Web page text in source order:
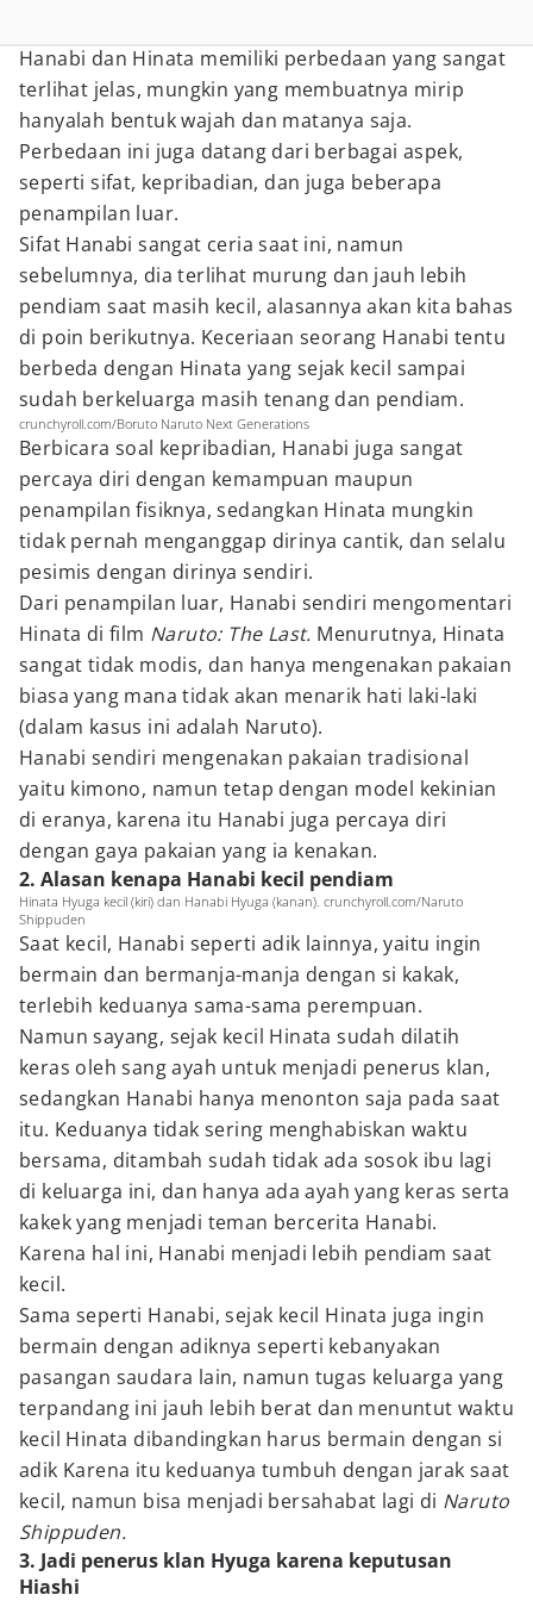
Hanabi dan Hinata memiliki perbedaan yang sangat
terlihat jelas, mungkin yang membuatnya mirip
hanyalah bentuk wajah dan matanya saja.
Perbedaan ini juga datang dari berbagai aspek,
seperti sifat, kepribadian, dan juga beberapa
penampilan luar.
Sifat Hanabi sangat ceria saat ini, namun
sebelumnya, dia terlihat murung dan jauh lebih
pendiam saat masih kecil, alasannya akan kita bahas
di poin berikutnya. Keceriaan seorang Hanabi tentu
berbeda dengan Hinata yang sejak kecil sampai
sudah berkeluarga masih tenang dan pendiam.
crunchyroll.com/Boruto Naruto Next Generations
Berbicara soal kepribadian, Hanabi juga sangat
percaya diri dengan kemampuan maupun
penampilan fisiknya, sedangkan Hinata mungkin
tidak pernah menganggap dirinya cantik, dan selalu
pesimis dengan dirinya sendiri.
Dari penampilan luar, Hanabi sendiri mengomentari
Hinata di film Naruto: The Last. Menurutnya, Hinata
sangat tidak modis, dan hanya mengenakan pakaian
biasa yang mana tidak akan menarik hati laki-laki
(dalam kasus ini adalah Naruto).
Hanabi sendiri mengenakan pakaian tradisional
yaitu kimono, namun tetap dengan model kekinian
di eranya, karena itu Hanabi juga percaya diri
dengan gaya pakaian yang ia kenakan.
2. Alasan kenapa Hanabi kecil pendiam
Hinata Hyuga kecil (kiri) dan Hanabi Hyuga (kanan). crunchyroll.com/Naruto
Shippuden
Saat kecil, Hanabi seperti adik lainnya, yaitu ingin
bermain dan bermanja-manja dengan si kakak,
terlebih keduanya sama-sama perempuan.
Namun sayang, sejak kecil Hinata sudah dilatih
keras oleh sang ayah untuk menjadi penerus klan,
sedangkan Hanabi hanya menonton saja pada saat
itu. Keduanya tidak sering menghabiskan waktu
bersama, ditambah sudah tidak ada sosok ibu lagi
di keluarga ini, dan hanya ada ayah yang keras serta
kakek yang menjadi teman bercerita Hanabi.
Karena hal ini, Hanabi menjadi lebih pendiam saat
kecil.
Sama seperti Hanabi, sejak kecil Hinata juga ingin
bermain dengan adiknya seperti kebanyakan
pasangan saudara lain, namun tugas keluarga yang
terpandang ini jauh lebih berat dan menuntut waktu
kecil Hinata dibandingkan harus bermain dengan si
adik Karena itu keduanya tumbuh dengan jarak saat
kecil, namun bisa menjadi bersahabat lagi di Naruto
Shippuden.
3. Jadi penerus klan Hyuga karena keputusan
Hiashi